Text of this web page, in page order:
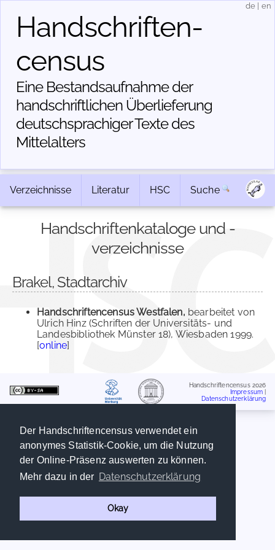
Der Handschriftencensus verwendet ein
anonymes Statistik-Cookie, um die Nutzung
der Online-Präsenz auswerten zu können.
Mehr dazu in der Datenschutzerklärung
Okay
Handschriften­
census
Eine Bestandsaufnahme der
handschriftlichen Über­lieferung
deutschsprachiger Texte des
Mittelalters
de en
Verzeichnisse Literatur HSC Suche
Handschriftenkataloge und -
verzeichnisse
Brakel, Stadtarchiv
Handschriftencensus Westfalen, bearbeitet von
Ulrich Hinz (Schriften der Universitäts- und
Landesbibliothek Münster 18), Wiesbaden 1999.
[online]
Handschriftencensus 2026
Impressum
Datenschutzerklärung